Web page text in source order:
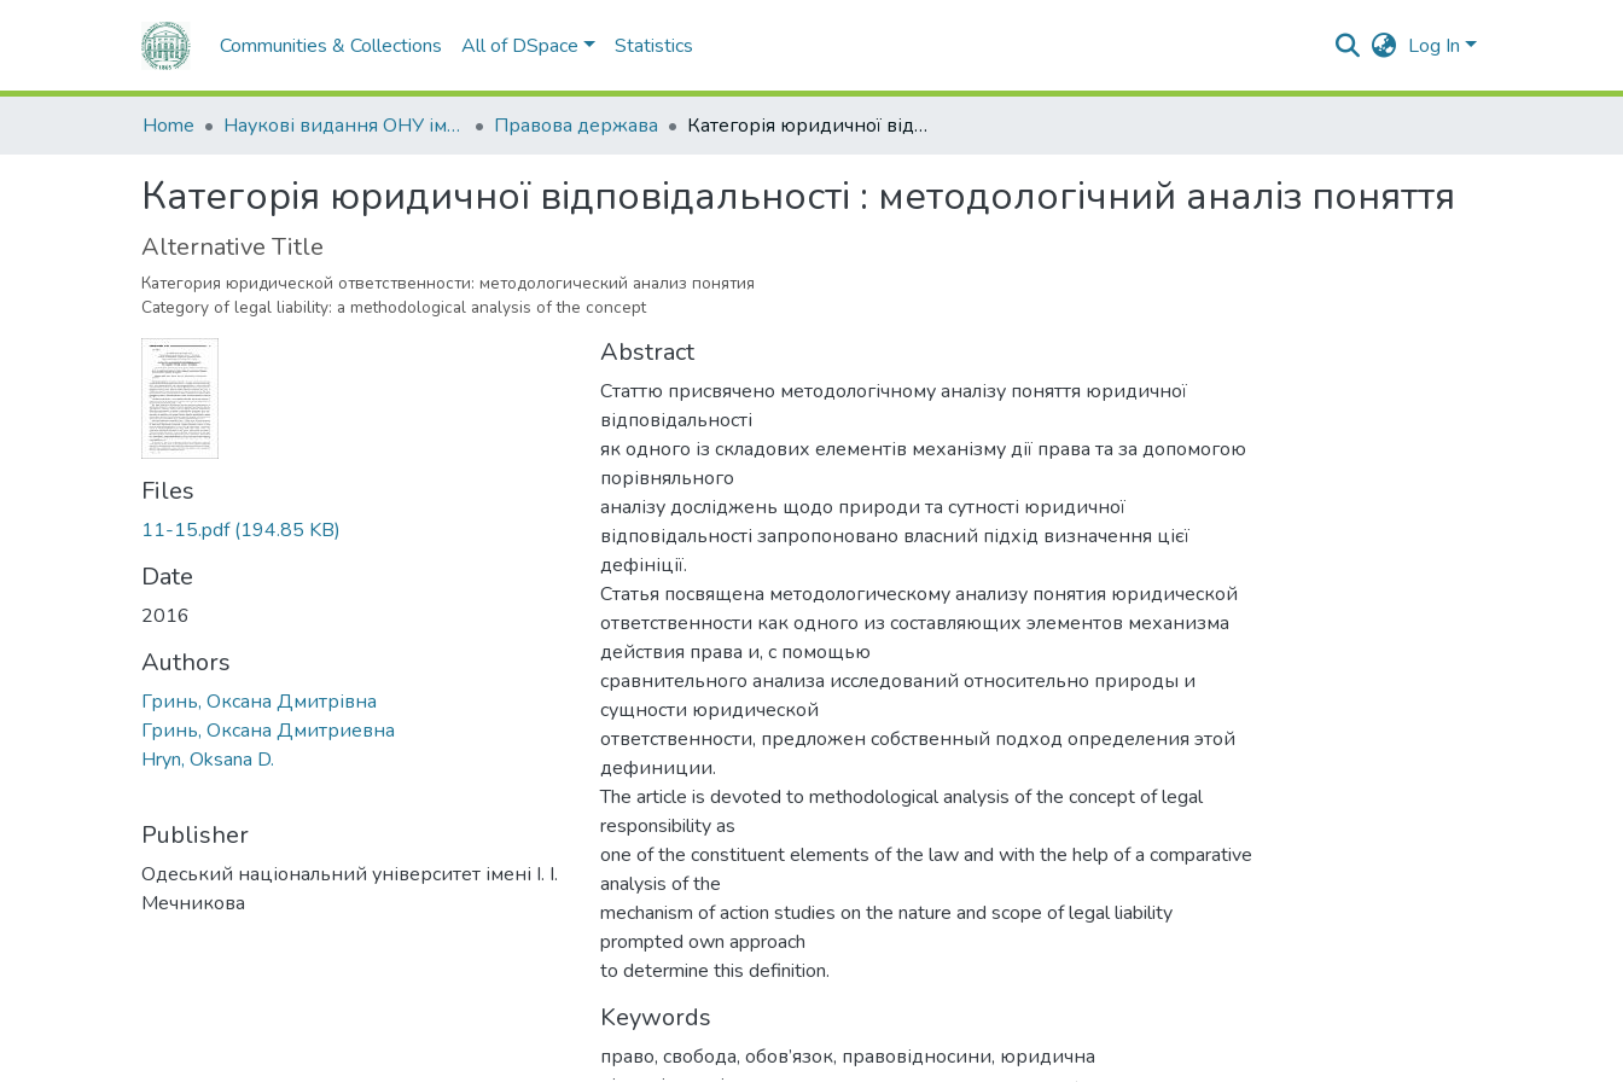
Communities & Collections All of DSpace Statistics Log In
Home Наукові видання ОНУ імені І. І. Мечникова Правова держава Категорія юридичної відповідальності : методологічний аналіз поняття
Категорія юридичної відповідальності : методологічний аналіз поняття
Alternative Title
Категория юридической ответственности: методологический анализ понятия
Category of legal liability: a methodological analysis of the concept
Files
11-15.pdf(194.85 KB)
Date
2016
Authors
Гринь, Оксана Дмитрівна
Гринь, Оксана Дмитриевна
Hryn, Oksana D.
Publisher
Одеський національний університет імені І. І.
Мечникова
Abstract
Статтю присвячено методологічному аналізу поняття юридичної
відповідальності
як одного із складових елементів механізму дії права та за допомогою
порівняльного
аналізу досліджень щодо природи та сутності юридичної
відповідальності запропоновано власний підхід визначення цієї
дефініції.
Статья посвящена методологическому анализу понятия юридической
ответственности как одного из составляющих элементов механизма
действия права и, с помощью
сравнительного анализа исследований относительно природы и
сущности юридической
ответственности, предложен собственный подход определения этой
дефиниции.
The article is devoted to methodological analysis of the concept of legal
responsibility as
one of the constituent elements of the law and with the help of a comparative
analysis of the
mechanism of action studies on the nature and scope of legal liability
prompted own approach
to determine this definition.
Keywords
право, свобода, обов’язок, правовідносини, юридична